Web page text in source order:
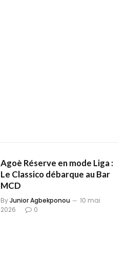
Agoè Réserve en mode Liga :
Le Classico débarque au Bar
MCD
ByJunior Agbekponou
10 mai
2026
0